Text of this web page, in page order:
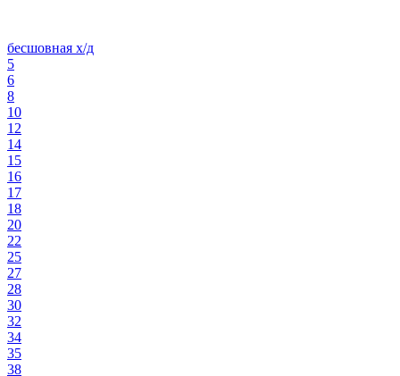
бесшовная х/д
5
6
8
10
12
14
15
16
17
18
20
22
25
27
28
30
32
34
35
38